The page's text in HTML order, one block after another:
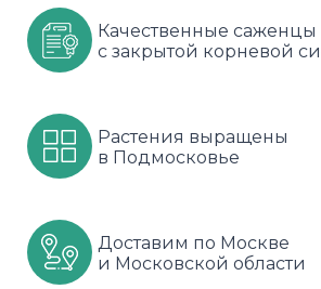
Черемуховое дерева
Шарафуга
Шелковица
Яблони
Рябина красная
Смородина
Сортовые
Черника
Шиповник
Розовые розы
Сиреневые
Спрей
Флорибунда
Чайно гибридные
Качественные саженцы
с закрытой корневой
Растения выращены
в Подмосковье
Доставим по Москве
и Московской области